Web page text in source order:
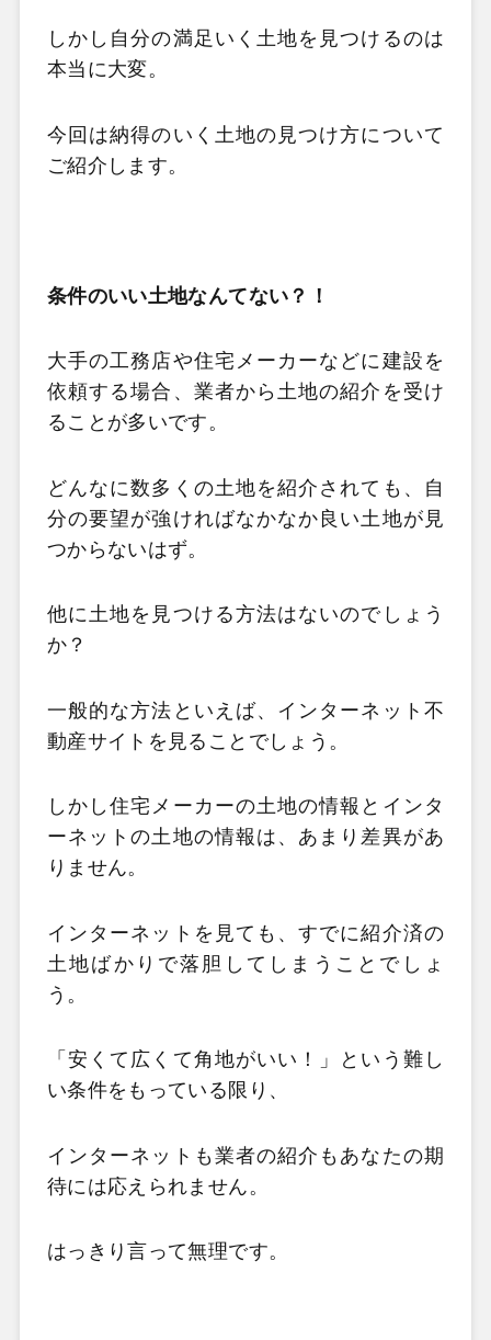
しかし自分の満足いく土地を見つけるのは
本当に大変。
今回は納得のいく土地の見つけ方について
ご紹介します。
条件のいい土地なんてない？！
大手の工務店や住宅メーカーなどに建設を
依頼する場合、業者から土地の紹介を受け
ることが多いです。
どんなに数多くの土地を紹介されても、自
分の要望が強ければなかなか良い土地が見
つからないはず。
他に土地を見つける方法はないのでしょう
か？
一般的な方法といえば、インターネット不
動産サイトを見ることでしょう。
しかし住宅メーカーの土地の情報とインタ
ーネットの土地の情報は、あまり差異があ
りません。
インターネットを見ても、すでに紹介済の
土地ばかりで落胆してしまうことでしょ
う。
「安くて広くて角地がいい！」という難し
い条件をもっている限り、
インターネットも業者の紹介もあなたの期
待には応えられません。
はっきり言って無理です。